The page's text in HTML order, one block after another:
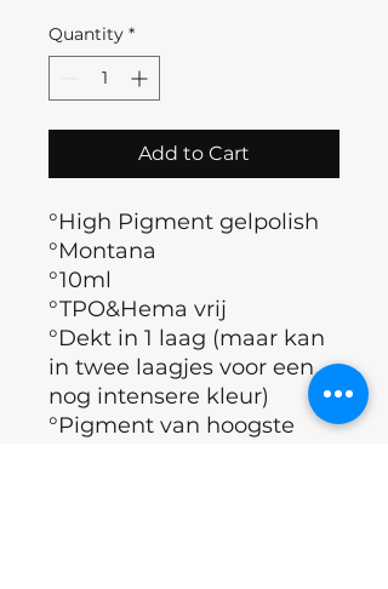
Quantity *
Add to Cart
°High Pigment gelpolish
°Montana
°10ml
°TPO&Hema vrij
°Dekt in 1 laag (maar kan
in twee laagjes voor een
nog intensere kleur)
°Pigment van hoogste